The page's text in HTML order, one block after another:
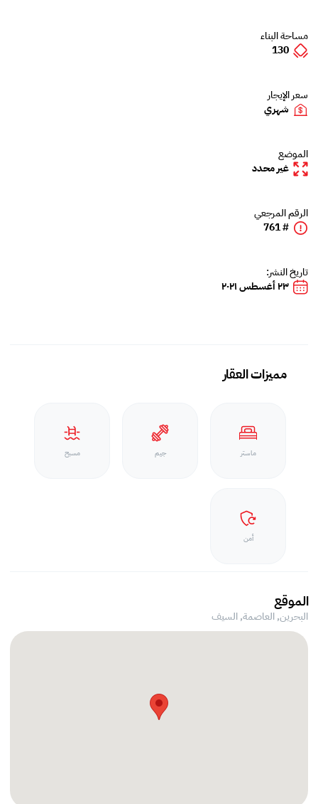
مساحة البناء
130
سعر الإيجار
شهري
الموضع
غير محدد
الرقم المرجعي
# 761
تاريخ النشر:
٢٣ أغسطس ٢٠٢١
مميزات العقار
ماستر جيم مسبح
أمن
الموقع
البحرين, العاصمة,السيف